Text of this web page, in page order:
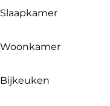
Slaapkamer
Woonkamer
Bijkeuken